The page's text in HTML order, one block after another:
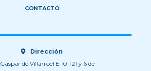
CONTACTO
Dirección
de Villarroel E 10-121 y 6 de